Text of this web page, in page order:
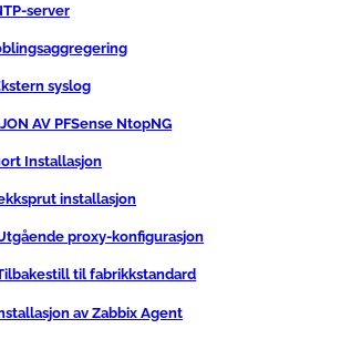
server
syslog
AV PFSense NtopNG
Installasjon
installasjon
proxy-konfigurasjon
til fabrikkstandard
av Zabbix Agent